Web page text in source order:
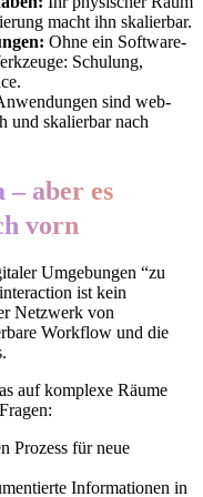
macht ihn skalierbar.
Ohne ein Software-
Schulung,
sind web-
und skalierbar nach
aber es
vorn
Umgebungen “zu
ist kein
Netzwerk von
Workflow und die
auf komplexe Räume
Prozess für neue
Informationen in